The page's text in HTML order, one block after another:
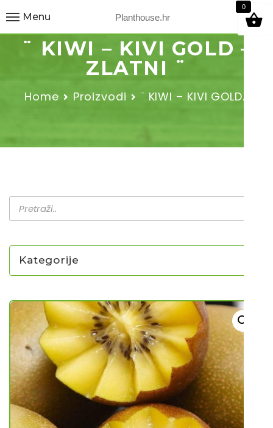
Planthouse.hr
Menu
9
¨ KIWI – KIVI GOLD –
ZLATNI ¨
Home Proizvodi ¨ KIWI – KIVI GOLD…
Kategorije
SADNICE
UKRASNO BILJE I TRAJNICE
GRMOVI/DRVEĆE
HIT SEZONE*** VRTNI SLJEZOVI
UKRASNE TRAVE
HORTENZIJE
0